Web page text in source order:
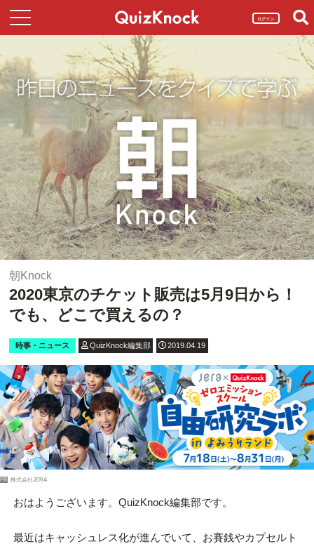
ログイン
朝Knock
2020東京のチケット販売は5月9日から！
でも、どこで買えるの？
時事・ニュース QuizKnock編集部 2019.04.19
PR 株式会社JERA
おはようございます。QuizKnock編集部です。
最近はキャッシュレス化が進んでいて、お賽銭やカプセルト